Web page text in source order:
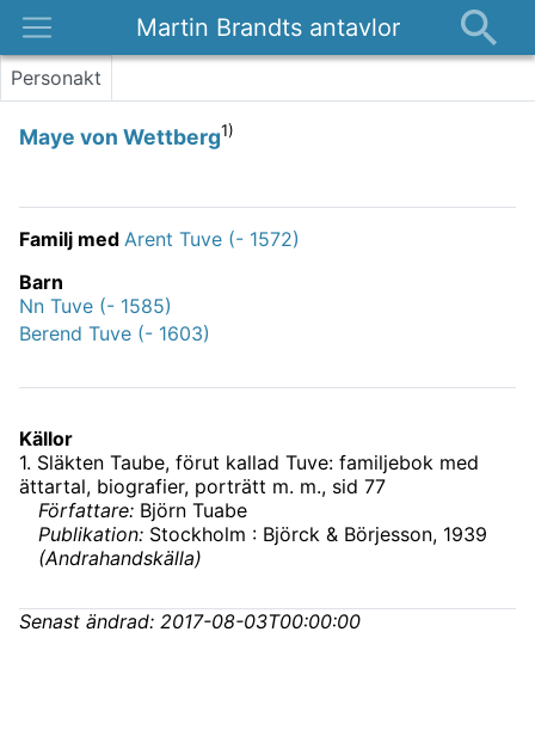
Martin Brandts antavlor
Platser
Om
Personakt
Maye von Wettberg1)
Familj med Arent Tuve (- 1572)
Barn
Nn Tuve (- 1585)
Berend Tuve (- 1603)
Källor
1. Släkten Taube, förut kallad Tuve: familjebok med
ättartal, biografier, porträtt m. m., sid 77
Författare: Björn Tuabe
Publikation: Stockholm : Björck & Börjesson, 1939
(Andrahandskälla)
Senast ändrad: 2017-08-03T00:00:00